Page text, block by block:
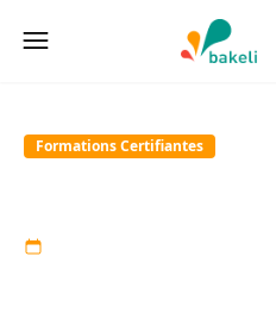
Bakeli
Formations Certiﬁantes